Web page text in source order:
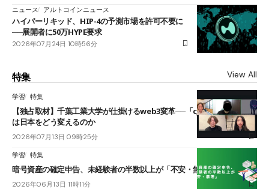
ニュース アルトコインニュース
ハイパーリキッド、HIP-4の予測市場を許可不要に
──展開者に50万HYPE要求
2026年07月24日 10時56分
特集 View All
学習 特集
【独占取材】千葉工業大学が仕掛けるweb3変革──「cJPY」とAIの融合
は日本をどう変えるのか
2026年07月13日 09時25分
学習 特集
暗号資産の確定申告、未経験者の半数以上が「不安・無理」
2026年06月13日 11時11分